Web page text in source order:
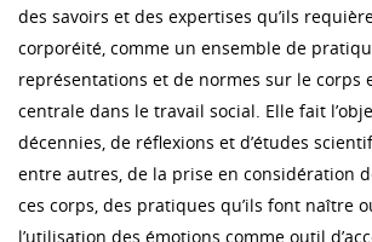
des savoirs et des expertises qu’ils
corporéité, comme un ensemble de
représentations et de normes sur le corps
centrale dans le travail social. Elle fait
décennies, de réflexions et d’études
entre autres, de la prise en considération
ces corps, des pratiques qu’ils font naître
l’utilisation des émotions comme outil